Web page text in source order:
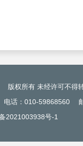
版权所有 未经许可不得
电话：010-59868560
2021003938号-1